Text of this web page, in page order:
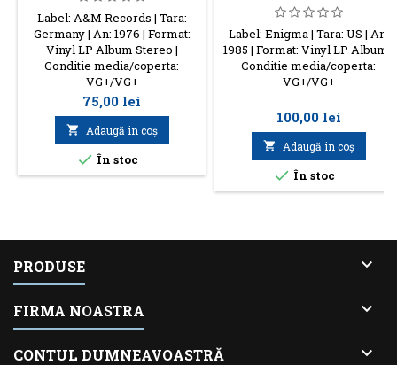
Label: A&M Records | Tara:
Germany | An: 1976 | Format:
Vinyl LP Album Stereo |
Conditie media/coperta:
VG+/VG+
Preţ
75,00 lei
 Adaugă in coş
 În stoc
Label: Enigma | Tara: US | An:
1985 | Format: Vinyl LP Album |
Conditie media/coperta:
VG+/VG+
Preţ
100,00 lei
 Adaugă in coş
 În stoc
PRODUSE 
FIRMA NOASTRA 
CONTUL DUMNEAVOASTRĂ 